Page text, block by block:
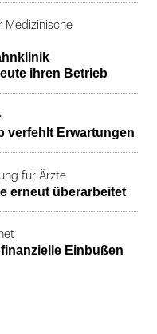
Medizinische
ihren Betrieb
verfehlt Erwartungen
für Ärzte
erneut überarbeitet
Einbußen